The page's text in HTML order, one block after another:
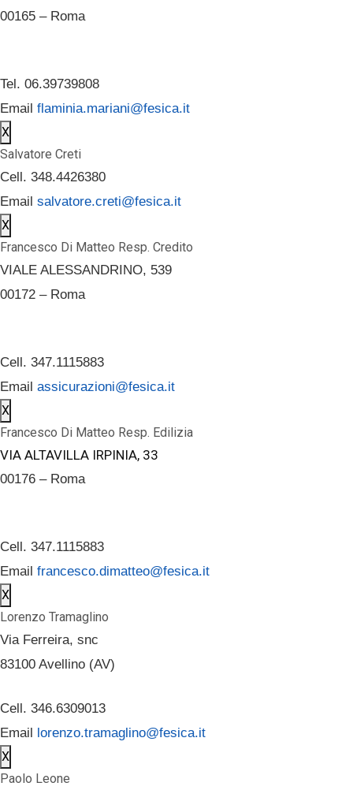
00165 – Roma
Tel. 06.39739808
Email flaminia.mariani@fesica.it
X
Salvatore Creti
Cell. 348.4426380
Email salvatore.creti@fesica.it
X
Francesco Di Matteo Resp. Credito
VIALE ALESSANDRINO, 539
00172 – Roma
Cell. 347.1115883
Email assicurazioni@fesica.it
X
Francesco Di Matteo Resp. Edilizia
VIA ALTAVILLA IRPINIA, 33
00176 – Roma
Cell. 347.1115883
Email francesco.dimatteo@fesica.it
X
Lorenzo Tramaglino
Via Ferreira, snc
83100 Avellino (AV)
Cell. 346.6309013
Email lorenzo.tramaglino@fesica.it
X
Paolo Leone